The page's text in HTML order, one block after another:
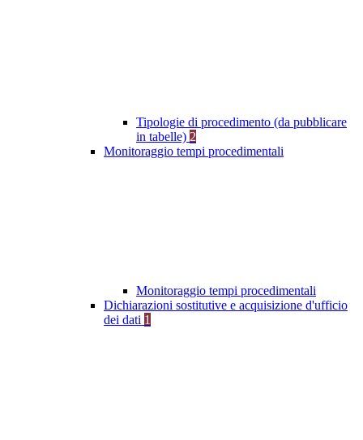
Tipologie di procedimento (da pubblicare
in tabelle) 2
Monitoraggio tempi procedimentali
Monitoraggio tempi procedimentali
Dichiarazioni sostitutive e acquisizione d'ufficio
dei dati 1